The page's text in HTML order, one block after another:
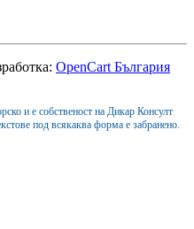
OpenCart България
и е собственост на Дикар Консулт
под всякаква форма е забранено.